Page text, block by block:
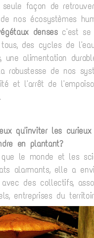
façon de
nos écosystèmes
densesc'est se
des cycles de
une alimentation
robustesse de nos
et l'arrêt de
qu'inviter les
en plantant?
que le monde et les
alarmants, elle a
des collectifs,
entreprises du